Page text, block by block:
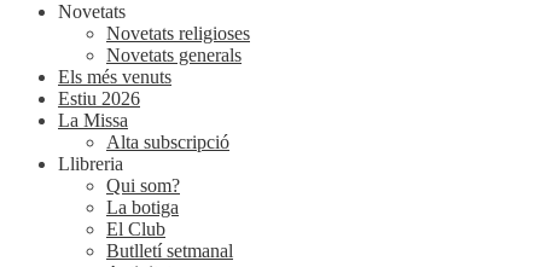
Novetats
Novetats religioses
Novetats generals
Els més venuts
Estiu 2026
La Missa
Alta subscripció
Llibreria
Qui som?
La botiga
El Club
Butlletí setmanal